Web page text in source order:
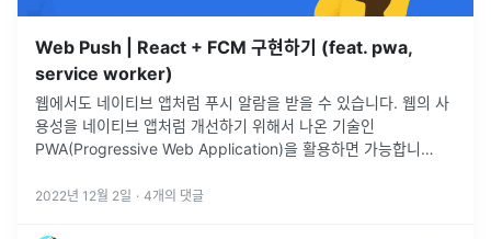
Web Push | React + FCM 구현하기 (feat. pwa,
service worker)
웹에서도 네이티브 앱처럼 푸시 알람을 받을 수 있습니다. 웹의 사
용성을 네이티브 앱처럼 개선하기 위해서 나온 기술인
PWA(Progressive Web Application)을 활용하면 가능합니
2022년 12월 2일 · 4개의 댓글